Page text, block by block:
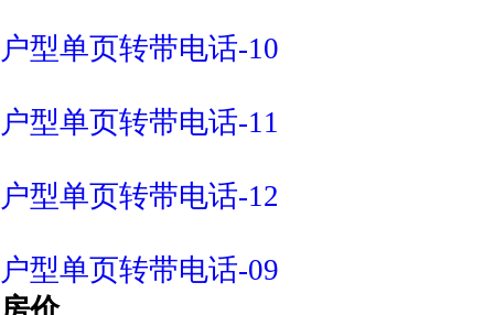
户型单页转带电话-10
户型单页转带电话-11
户型单页转带电话-12
户型单页转带电话-09